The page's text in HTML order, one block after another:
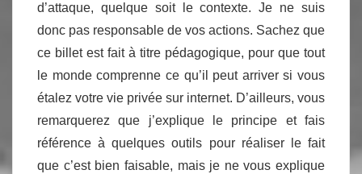
d’attaque, quelque soit le contexte. Je ne suis
donc pas responsable de vos actions. Sachez que
ce billet est fait à titre pédagogique, pour que tout
le monde comprenne ce qu’il peut arriver si vous
étalez votre vie privée sur internet. D’ailleurs, vous
remarquerez que j’explique le principe et fais
référence à quelques outils pour réaliser le fait
que c’est bien faisable, mais je ne vous explique